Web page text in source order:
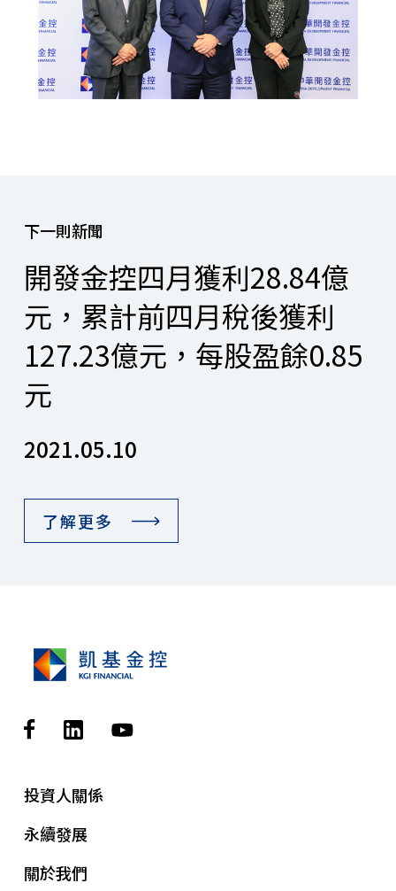
下一則新聞
開發金控四月獲利28.84億
元，累計前四月稅後獲利
127.23億元，每股盈餘0.85
元
2021.05.10
了解更多
投資人關係
永續發展
關於我們